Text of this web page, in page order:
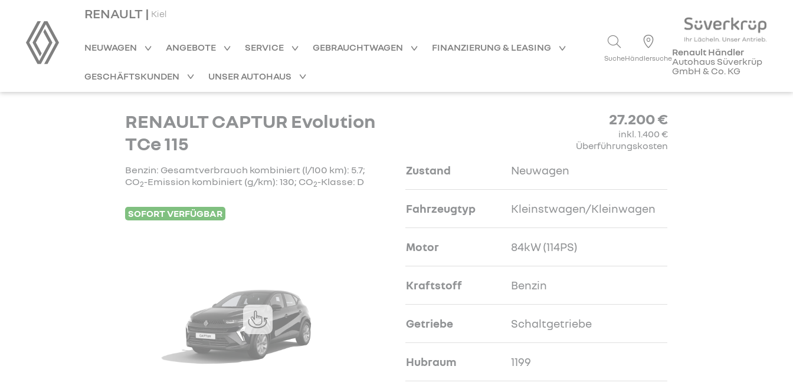
RENAULT | Kiel
NEUWAGEN ANGEBOTE SERVICE GEBRAUCHTWAGEN FINANZIERUNG & LEASING
GESCHÄFTSKUNDEN UNSER AUTOHAUS
SucheHändlersucheRenault Händler
Autohaus Süverkrüp
GmbH & Co. KG
RENAULT CAPTUR Evolution
TCe 115
Benzin: Gesamtverbrauch kombiniert (l/100 km): 5.7;
CO2-Emission kombiniert (g/km): 130; CO2-Klasse: D
SOFORT VERFÜGBAR
27.200 €
inkl. 1.400 €
Überführungskosten
Zustand Neuwagen
Fahrzeugtyp Kleinstwagen/Kleinwagen
Motor 84kW (114PS)
Kraftstoff Benzin
Getriebe Schaltgetriebe
Hubraum 1199